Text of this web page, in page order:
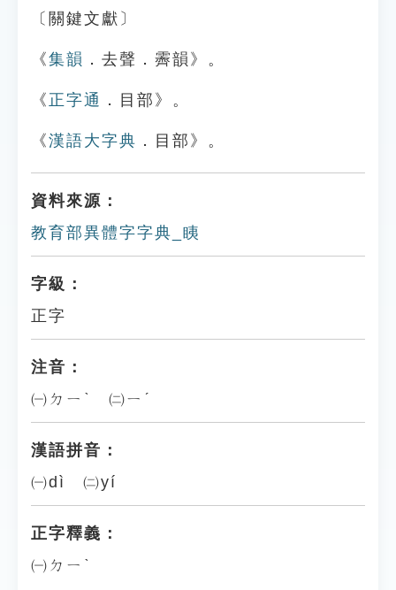
〔關鍵文獻〕
《集韻 ．去聲．霽韻》。
《 正字通 ．目部》。
《漢語大字典 ．目部》。
資料來源：
教育部異體字字典_眱
字級：
正字
注音：
㈠ㄉㄧˋ ㈡ㄧˊ
漢語拼音：
㈠dì ㈡yí
正字釋義：
㈠ㄉㄧˋ